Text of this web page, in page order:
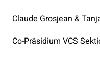
Claude Grosjean &
Co-Präsidium VCS